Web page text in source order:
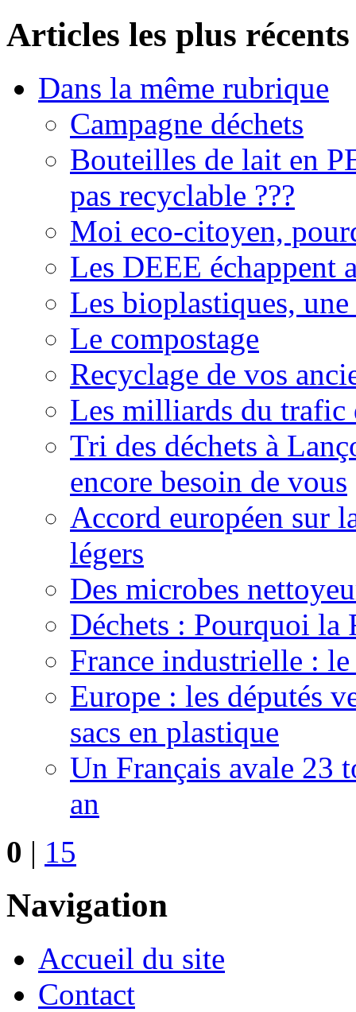
Articles les plus récents
Dans la même rubrique
Campagne déchets
Bouteilles de lait en
pas recyclable ???
Moi eco-citoyen,
Les DEEE échappent
Les bioplastiques,
Le compostage
Recyclage de vos
Les milliards du trafic
Tri des déchets à
encore besoin de vous
Accord européen sur
légers
Des microbes
Déchets : Pourquoi la
France industrielle :
Europe : les députés
sacs en plastique
Un Français avale 23
an
0 | 15
Navigation
Accueil du site
Contact